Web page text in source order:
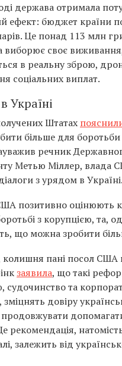
держава отримала
ефект: бюджет країни
Це понад 113 млн
виборює своє
в реальну зброю,
соціальних виплат.
Україні
Штатах
більше для боротьби
речник
Метью Міллер, влада
з урядом в Україні.
позитивно оцінюють
з корупцією, та,
що можна зробити
пані посол США
заявила, що такі
судочинство та
зміцнять довіру
рекомендація,
залежить від